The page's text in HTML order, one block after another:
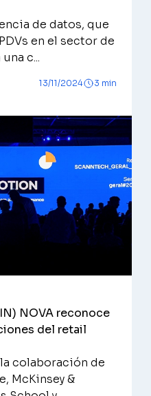
de datos, que
en el sector de
c...
13/11/2024 3 min
NOVA reconoce
del retail
colaboración de
McKinsey &